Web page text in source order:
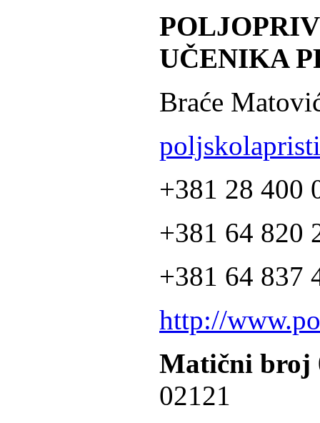
UČENIKA
Braće
+381 28 400
+381 64 820
+381 64 837
http://
Matični broj
02121